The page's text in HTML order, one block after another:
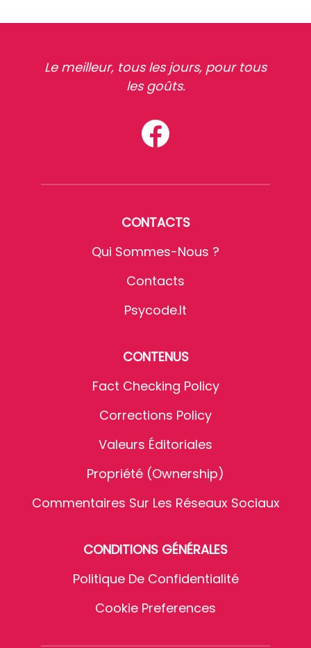
Le meilleur, tous les jours, pour tous
les goûts.
CONTACTS
Qui Sommes-Nous ?
Contacts
Psycode.it
CONTENUS
Fact Checking Policy
Corrections Policy
Valeurs Éditoriales
Propriété (Ownership)
Commentaires Sur Les Réseaux Sociaux
CONDITIONS GÉNÉRALES
Politique De Confidentialité
Cookie Preferences